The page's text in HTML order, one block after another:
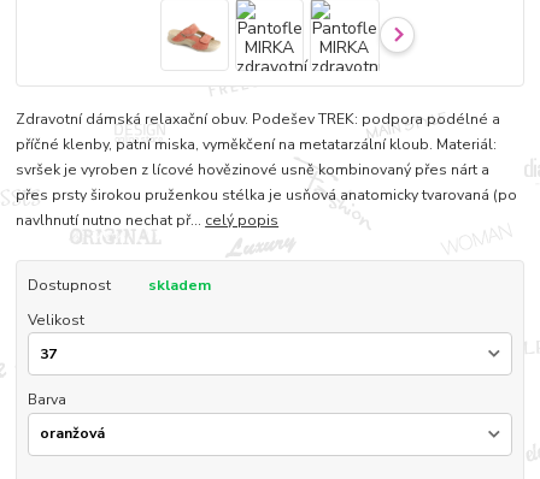
Zdravotní dámská relaxační obuv. Podešev TREK: podpora podélné a
příčné klenby, patní miska, vyměkčení na metatarzální kloub. Materiál:
svršek je vyroben z lícové hovězinové usně kombinovaný přes nárt a
přes prsty širokou pruženkou stélka je usňová anatomicky tvarovaná (po
navlhnutí nutno nechat př... celý popis
Dostupnost
skladem
Velikost
Barva